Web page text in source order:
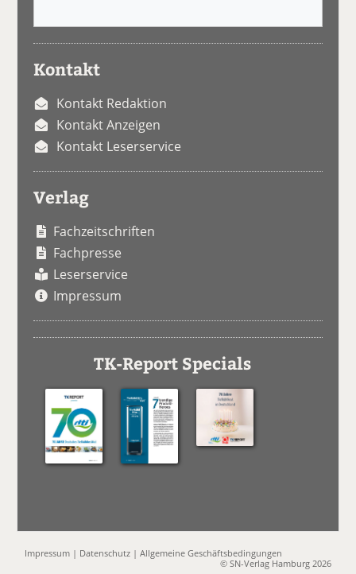
Kontakt
Kontakt Redaktion
Kontakt Anzeigen
Kontakt Leserservice
Verlag
Fachzeitschriften
Fachpresse
Leserservice
Impressum
TK-Report Specials
Impressum | Datenschutz |Allgemeine Geschäftsbedingungen
© SN-Verlag Hamburg 2026